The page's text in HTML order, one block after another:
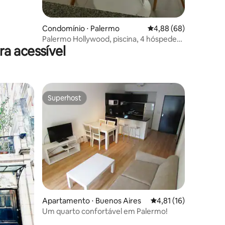
Condomínio ⋅ Palermo 4,88 de uma
4,88 (68)
Palermo Hollywood, piscina, 4 hóspedes,
Wi-Fi
acessível
Superhost
Superhost
Apartamento ⋅ Buenos Aires 4,81 de uma
4,81 (16)
Um quarto confortável em Palermo!